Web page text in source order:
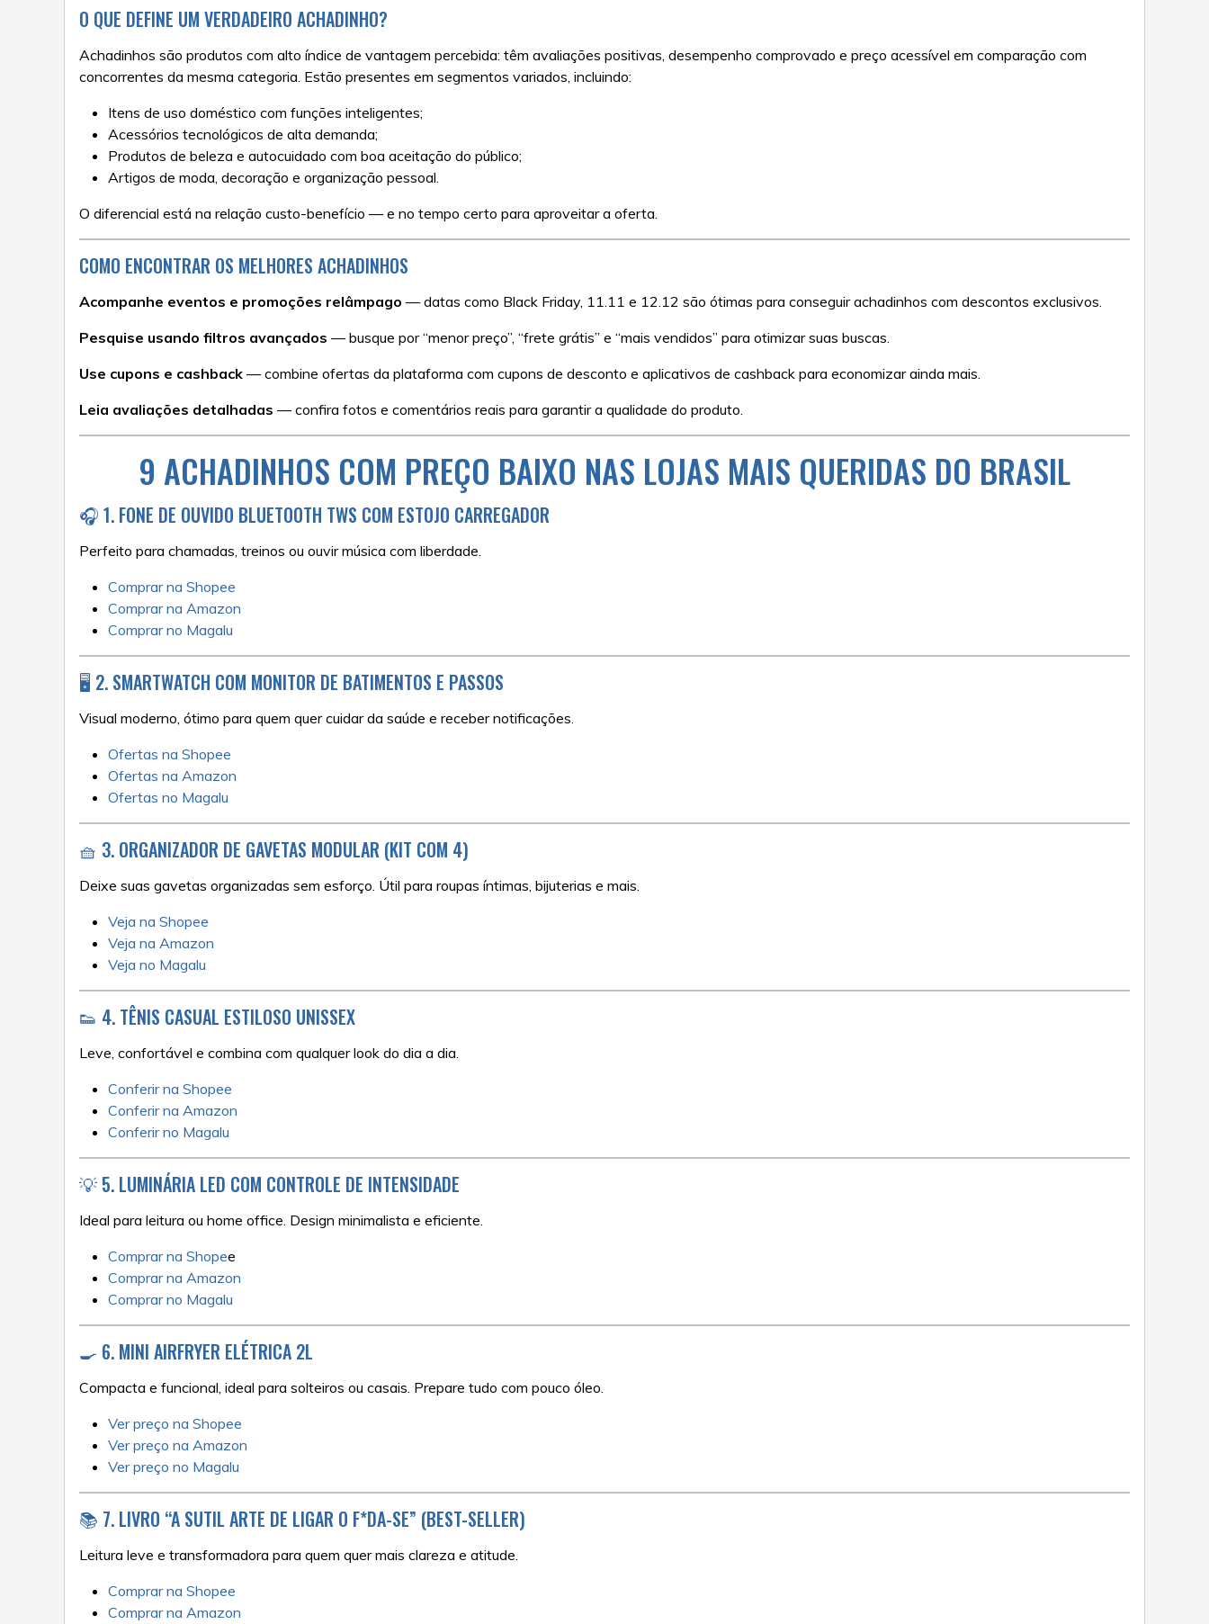
O QUE DEFINE UM VERDADEIRO ACHADINHO?
Achadinhos são produtos com alto índice de vantagem percebida: têm avaliações positivas, desempenho comprovado e preço acessível em comparação com
concorrentes da mesma categoria. Estão presentes em segmentos variados, incluindo:
Itens de uso doméstico com funções inteligentes;
Acessórios tecnológicos de alta demanda;
Produtos de beleza e autocuidado com boa aceitação do público;
Artigos de moda, decoração e organização pessoal.
O diferencial está na relação custo-benefício — e no tempo certo para aproveitar a oferta.
COMO ENCONTRAR OS MELHORES ACHADINHOS
Acompanhe eventos e promoções relâmpago — datas como Black Friday, 11.11 e 12.12 são ótimas para conseguir achadinhos com descontos exclusivos.
Pesquise usando filtros avançados — busque por “menor preço”, “frete grátis” e “mais vendidos” para otimizar suas buscas.
Use cupons e cashback — combine ofertas da plataforma com cupons de desconto e aplicativos de cashback para economizar ainda mais.
Leia avaliações detalhadas — confira fotos e comentários reais para garantir a qualidade do produto.
9 ACHADINHOS COM PREÇO BAIXO NAS LOJAS MAIS QUERIDAS DO BRASIL
🎧 1. FONE DE OUVIDO BLUETOOTH TWS COM ESTOJO CARREGADOR
Perfeito para chamadas, treinos ou ouvir música com liberdade.
Comprar na Shopee
Comprar na Amazon
Comprar no Magalu
🖥️ 2. SMARTWATCH COM MONITOR DE BATIMENTOS E PASSOS
Visual moderno, ótimo para quem quer cuidar da saúde e receber notificações.
Ofertas na Shopee
Ofertas na Amazon
Ofertas no Magalu
🧺 3. ORGANIZADOR DE GAVETAS MODULAR (KIT COM 4)
Deixe suas gavetas organizadas sem esforço. Útil para roupas íntimas, bijuterias e mais.
Veja na Shopee
Veja na Amazon
Veja no Magalu
👟 4. TÊNIS CASUAL ESTILOSO UNISSEX
Leve, confortável e combina com qualquer look do dia a dia.
Conferir na Shopee
Conferir na Amazon
Conferir no Magalu
💡 5. LUMINÁRIA LED COM CONTROLE DE INTENSIDADE
Ideal para leitura ou home office. Design minimalista e eficiente.
Comprar na Shopee
Comprar na Amazon
Comprar no Magalu
🍳 6. MINI AIRFRYER ELÉTRICA 2L
Compacta e funcional, ideal para solteiros ou casais. Prepare tudo com pouco óleo.
Ver preço na Shopee
Ver preço na Amazon
Ver preço no Magalu
📚 7. LIVRO “A SUTIL ARTE DE LIGAR O F*DA-SE” (BEST-SELLER)
Leitura leve e transformadora para quem quer mais clareza e atitude.
Comprar na Shopee
Comprar na Amazon